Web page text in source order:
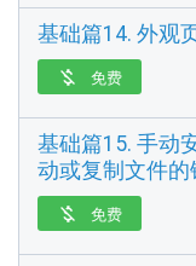
基础篇14. 外观
 免费
基础篇15. 手动
动或复制文件的
 免费